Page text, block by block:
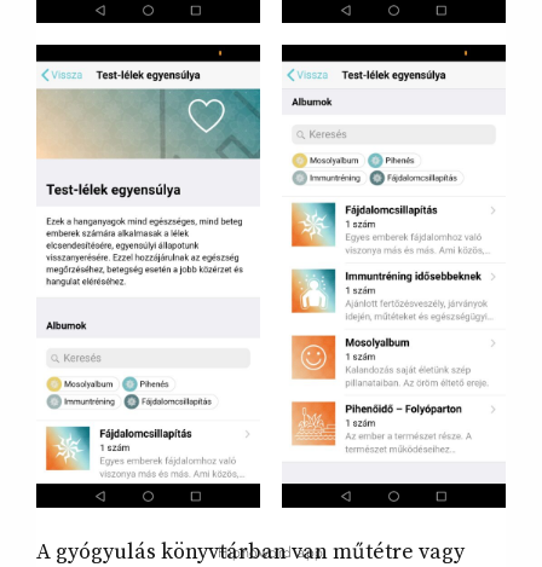
Hipnoword app
A gyógyulás könyvtárban van műtétre vagy